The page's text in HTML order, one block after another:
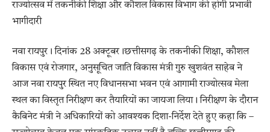
राज्योत्सव में तकनीकी शिक्षा और कौशल विकास विभाग की होगी प्रभावी
भागीदारी
नवा रायपुर। दिनांक 28 अक्टूबर।छत्तीसगढ़ के तकनीकी शिक्षा, कौशल
विकास एवं रोजगार, अनुसूचित जाति विकास मंत्री गुरु खुशवंत साहेब ने
आज नवा रायपुर स्थित नए विधानसभा भवन एवं आगामी राज्योत्सव मेला
स्थल का विस्तृत निरीक्षण कर तैयारियों का जायजा लिया। निरीक्षण के दौरान
कैबिनेट मंत्री ने अधिकारियों को आवश्यक दिशा-निर्देश देते हुए कहा कि –